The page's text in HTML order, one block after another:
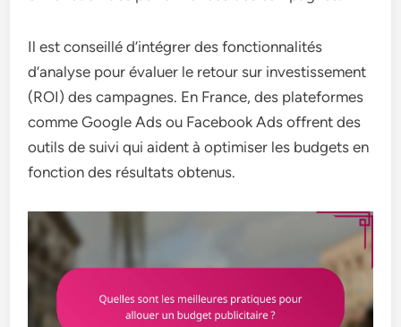
Il est conseillé d’intégrer des fonctionnalités
d’analyse pour évaluer le retour sur investissement
(ROI) des campagnes. En France, des plateformes
comme Google Ads ou Facebook Ads offrent des
outils de suivi qui aident à optimiser les budgets en
fonction des résultats obtenus.